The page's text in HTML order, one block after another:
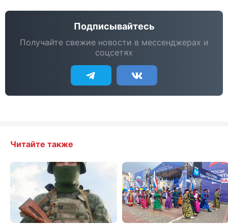
Подписывайтесь
Получайте свежие новости в мессенджерах и
соцсетях
Читайте также